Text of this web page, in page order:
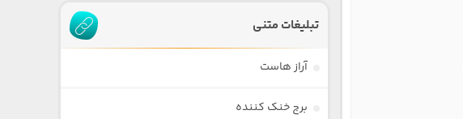
تبلیغات متنی
آراز هاست
برج خنک کننده